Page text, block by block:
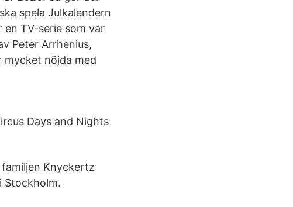
spela Julkalendern
TV-serie som var
Peter Arrhenius,
mycket nöjda med
Days and Nights
Knyckertz
Stockholm.